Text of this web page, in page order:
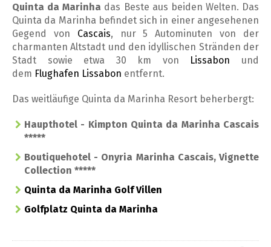
Quinta da Marinha das Beste aus beiden Welten. Das
Quinta da Marinha befindet sich in einer angesehenen
Gegend von Cascais, nur 5 Autominuten von der
charmanten Altstadt und den idyllischen Stränden der
Stadt sowie etwa 30 km von Lissabon und
dem Flughafen Lissabon entfernt.
Das weitläufige Quinta da Marinha Resort beherbergt:
Haupthotel - Kimpton Quinta da Marinha Cascais
*****
Boutiquehotel - Onyria Marinha Cascais, Vignette
Collection *****
Quinta da Marinha Golf Villen
Golfplatz Quinta da Marinha